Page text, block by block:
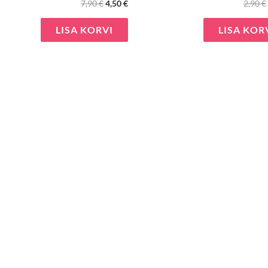
7,90€4,50€
LISA KORVI
2,90€
LISA